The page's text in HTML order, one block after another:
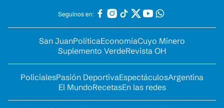
Seguinos en:
San JuanPolíticaEconomíaCuyo Minero
Suplemento VerdeRevista OH
PolicialesPasión DeportivaEspectáculosArgentina
El MundoRecetasEn las redes